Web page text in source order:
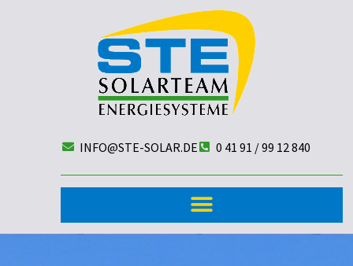
INFO@STE-SOLAR.DE 0 41 91 / 99 12 840